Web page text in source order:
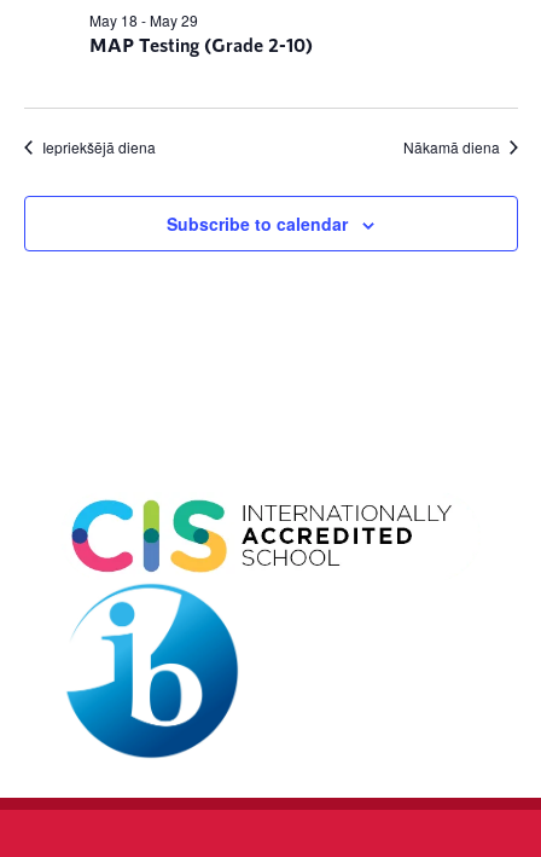
27/05/2026
MAP Testing (Grade 2-10)
May 18 -May 29
Iepriekšējā diena Nākamā diena
Subscribe to calendar